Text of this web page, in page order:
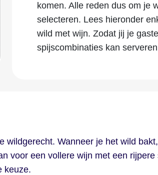
komen. Alle reden dus om je
selecteren. Lees hieronder
wild met wijn. Zodat jij je
spijscombinaties kan
Wanneer je het wild
voor een vollere wijn met een
keuze.